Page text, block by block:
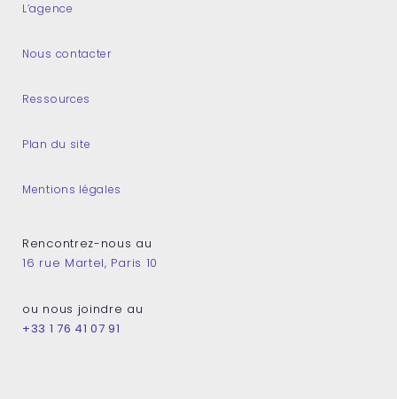
L’agence
Nous contacter
Ressources
Plan du site
Mentions légales
Rencontrez-nous au
16 rue Martel, Paris 10
ou nous joindre au
+33 1 76 41 07 91